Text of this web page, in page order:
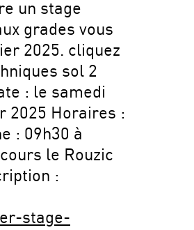
un stage
grades vous
2025. cliquez
sol 2
: le samedi
2025 Horaires :
: 09h30 à
le Rouzic
:
stage-